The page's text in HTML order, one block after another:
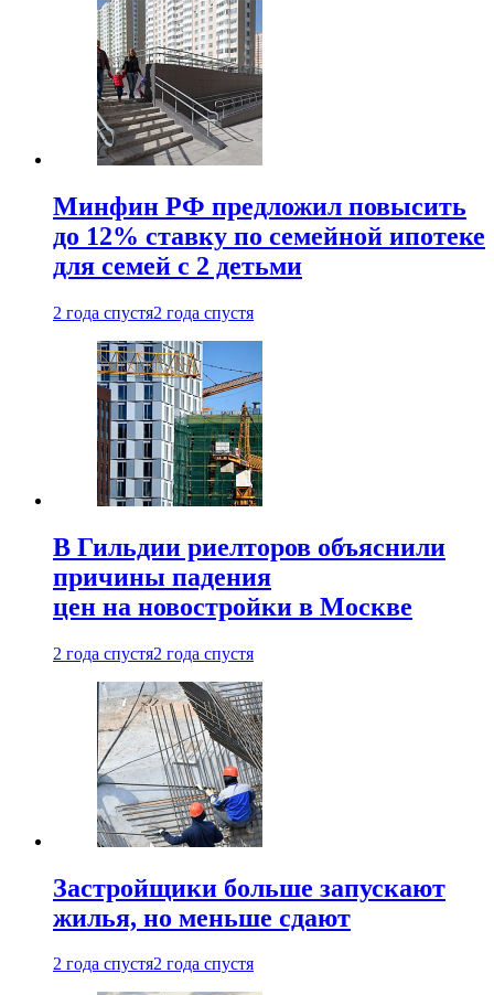
Минфин РФ предложил повысить
до 12% ставку по семейной ипотеке
для семей с 2 детьми
2 года спустя2 года спустя
В Гильдии риелторов объяснили
причины падения
цен на новостройки в Москве
2 года спустя2 года спустя
Застройщики больше запускают
жилья, но меньше сдают
2 года спустя2 года спустя